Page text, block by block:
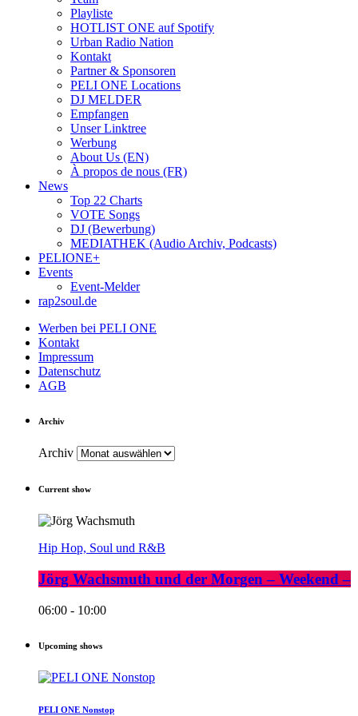
Playliste
HOTLIST ONE auf Spotify
Urban Radio Nation
Kontakt
Partner & Sponsoren
PELI ONE Locations
DJ MELDER
Empfangen
Unser Linktree
Werbung
About Us (EN)
À propos de nous (FR)
News
Top 22 Charts
VOTE Songs
DJ (Bewerbung)
MEDIATHEK (Audio Archiv, Podcasts)
PELIONE+
Events
Event-Melder
rap2soul.de
Werben bei PELI ONE
Kontakt
Impressum
Datenschutz
AGB
Archiv
Archiv
Current show
Hip Hop, Soul und R&B
Jörg Wachsmuth und der Morgen – Weekend –
06:00 - 10:00
Upcoming shows
PELI ONE Nonstop